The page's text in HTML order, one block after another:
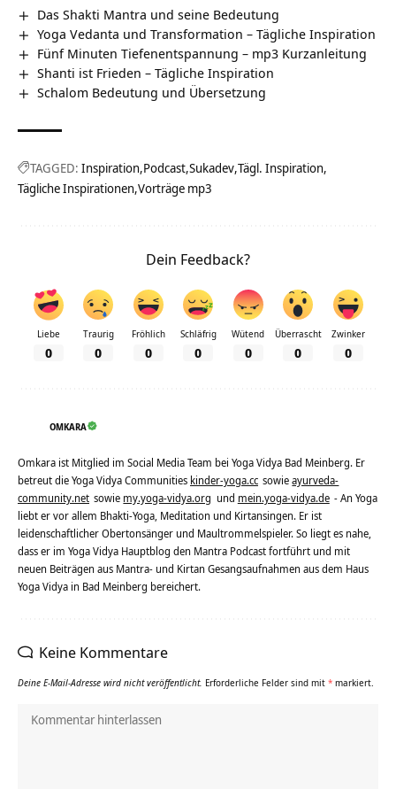
Das Shakti Mantra und seine Bedeutung
Yoga Vedanta und Transformation – Tägliche Inspiration
Fünf Minuten Tiefenentspannung – mp3 Kurzanleitung
Shanti ist Frieden – Tägliche Inspiration
Schalom Bedeutung und Übersetzung
TAGGED: Inspiration Podcast Sukadev Tägl. Inspiration
Tägliche Inspirationen Vorträge mp3
Dein Feedback?
Liebe
0
Traurig
0
Fröhlich
0
Schläfrig
0
Wütend
0
Überrascht
0
Zwinker
0
OMKARA
Omkara ist Mitglied im Social Media Team bei Yoga Vidya Bad Meinberg. Er
betreut die Yoga Vidya Communities kinder-yoga.cc sowieayurveda-
community.net sowie my.yoga-vidya.org und mein.yoga-vidya.de - An Yoga
liebt er vor allem Bhakti-Yoga, Meditation und Kirtansingen. Er ist
leidenschaftlicher Obertonsänger und Maultrommelspieler. So liegt es nahe,
dass er im Yoga Vidya Hauptblog den Mantra Podcast fortführt und mit
neuen Beiträgen aus Mantra- und Kirtan Gesangsaufnahmen aus dem Haus
Yoga Vidya in Bad Meinberg bereichert.
Keine Kommentare
Deine E-Mail-Adresse wird nicht veröffentlicht. Erforderliche Felder sind mit * markiert.